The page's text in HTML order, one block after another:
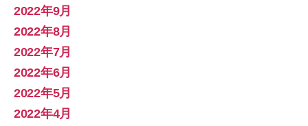
2022年9月
2022年8月
2022年7月
2022年6月
2022年5月
2022年4月